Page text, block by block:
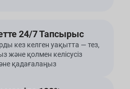
24/7 Тапсырыс
кез келген уақытта — тез,
және қолмен келісусіз
қадағалаңыз